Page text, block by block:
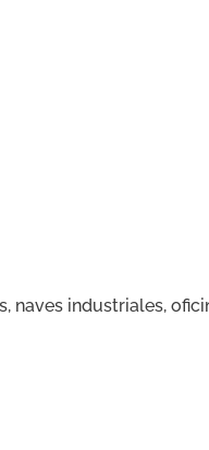
naves industriales,